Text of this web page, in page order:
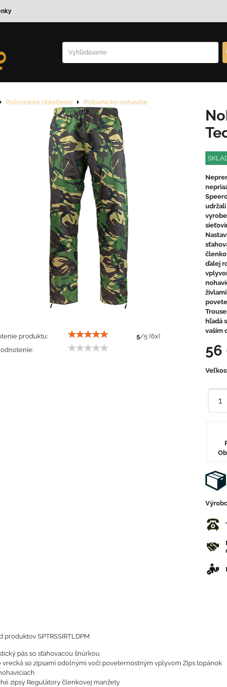
Poľovnícke oblečenie Poľovnícke nohavice
produktu: 5/5 (6x)
ďalej
hľadá
vaším
produktov SPTRSSIRTLDPM
pás so sťahovacou šnúrkou
vrecká so zipsami odolnými voči poveternostným vplyvom Zips topánok
zipsy Regulátory členkovej manžety